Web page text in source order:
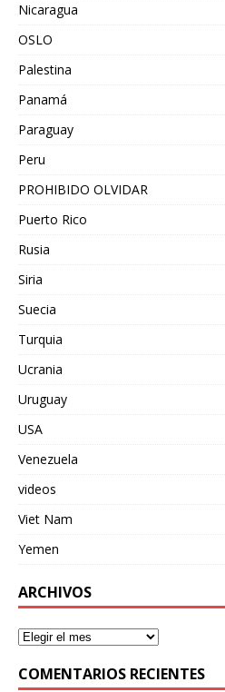
Nicaragua
OSLO
Palestina
Panamá
Paraguay
Peru
PROHIBIDO OLVIDAR
Puerto Rico
Rusia
Siria
Suecia
Turquia
Ucrania
Uruguay
USA
Venezuela
videos
Viet Nam
Yemen
ARCHIVOS
COMENTARIOS RECIENTES